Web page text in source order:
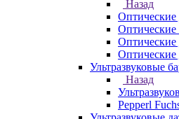
Назад
Оптические
Оптические
Оптические
Ультразвуковые
Назад
Pepperl